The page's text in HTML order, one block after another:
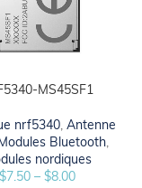
MS45SF1
nrf5340, Antenne
Bluetooth,
nordiques
$7.50– $8.00